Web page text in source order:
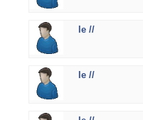
le //
le //